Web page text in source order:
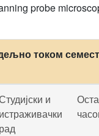
probe
током
и
истраживачки
рад